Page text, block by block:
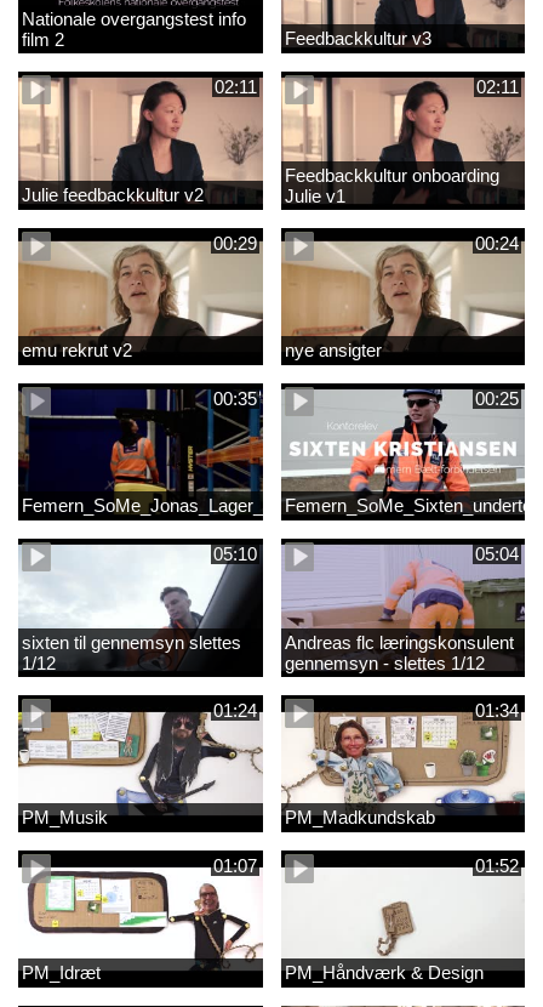
Nationale overgangstest info
film 2
Feedbackkultur v3
02:11
Julie feedbackkultur v2
02:11
Feedbackkultur onboarding
Julie v1
00:29
emu rekrut v2
00:24
nye ansigter
00:35
Femern_SoMe_Jonas_Lager_Undertekst
00:25
05:10
sixten til gennemsyn slettes
1/12
05:04
Andreas flc læringskonsulent
gennemsyn - slettes 1/12
01:24
PM_Musik
01:34
PM_Madkundskab
01:07
PM_Idræt
01:52
PM_Håndværk & Design